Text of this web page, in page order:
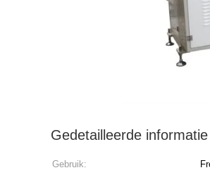
Gedetailleerde informatie
Gebruik: